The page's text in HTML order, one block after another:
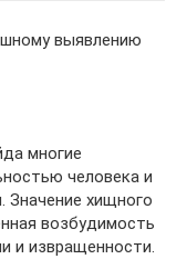
выявлению
многие
человека и
Значение хищного
возбудимость
и извращенности.